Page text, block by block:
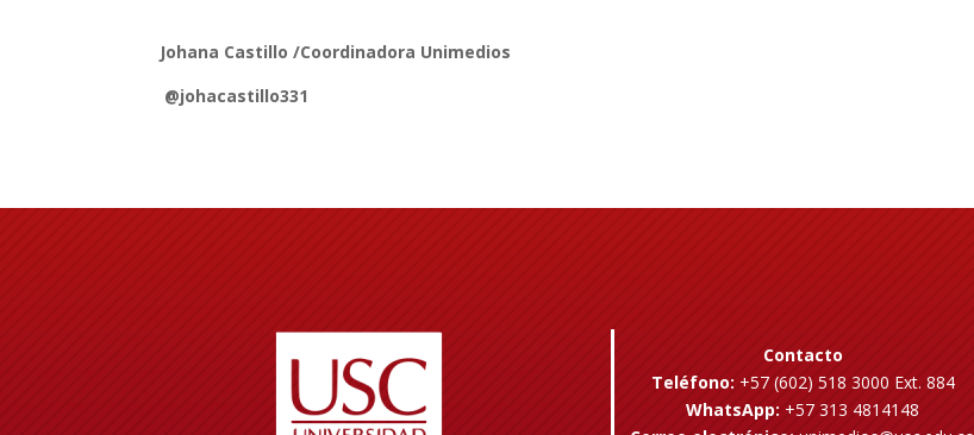
Johana Castillo /Coordinadora Unimedios
@johacastillo331
Contacto
Teléfono: +57 (602) 518 3000 Ext. 884
WhatsApp: +57 313 4814148